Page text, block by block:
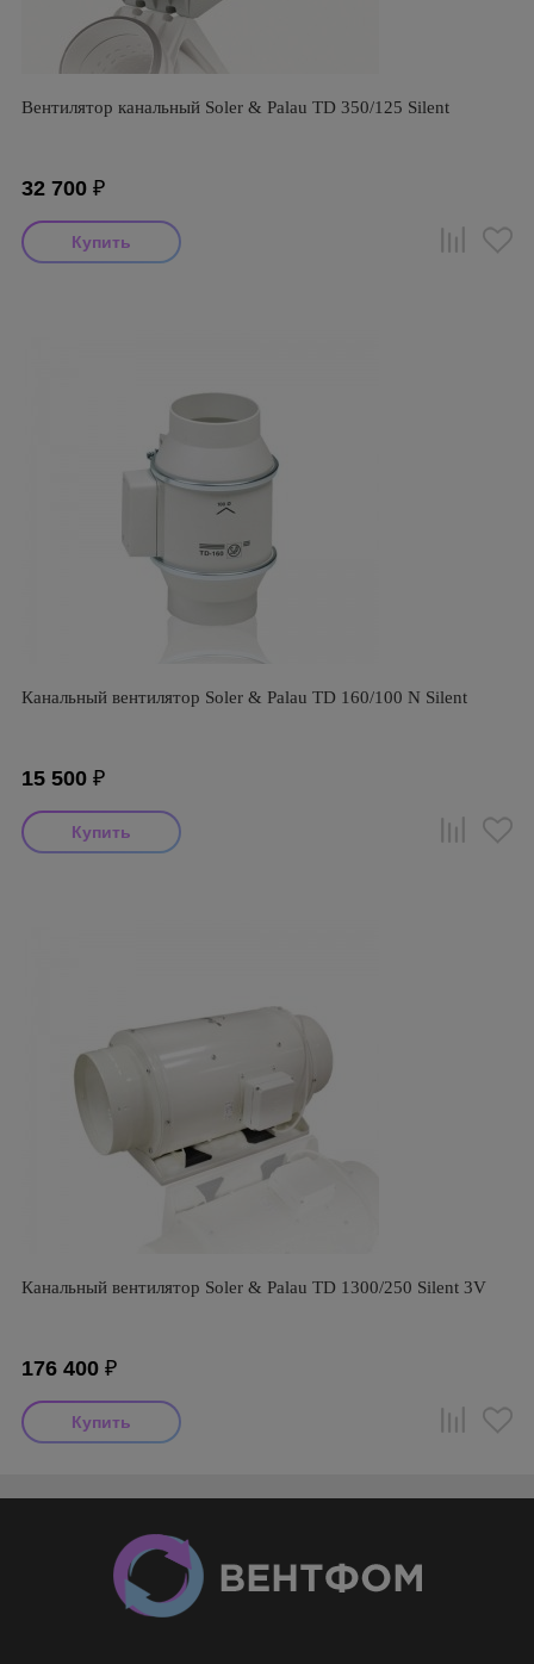
Вентилятор канальный Soler & Palau TD 350/125 Silent
32 700 ₽
Канальный вентилятор Soler & Palau TD 160/100 N Silent
15 500 ₽
Канальный вентилятор Soler & Palau TD 1300/250 Silent 3V
176 400 ₽